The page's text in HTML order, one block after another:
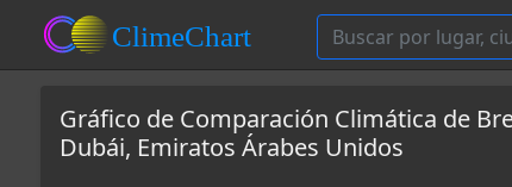
Gráfico de Comparación Climática de
Dubái, Emiratos Árabes Unidos